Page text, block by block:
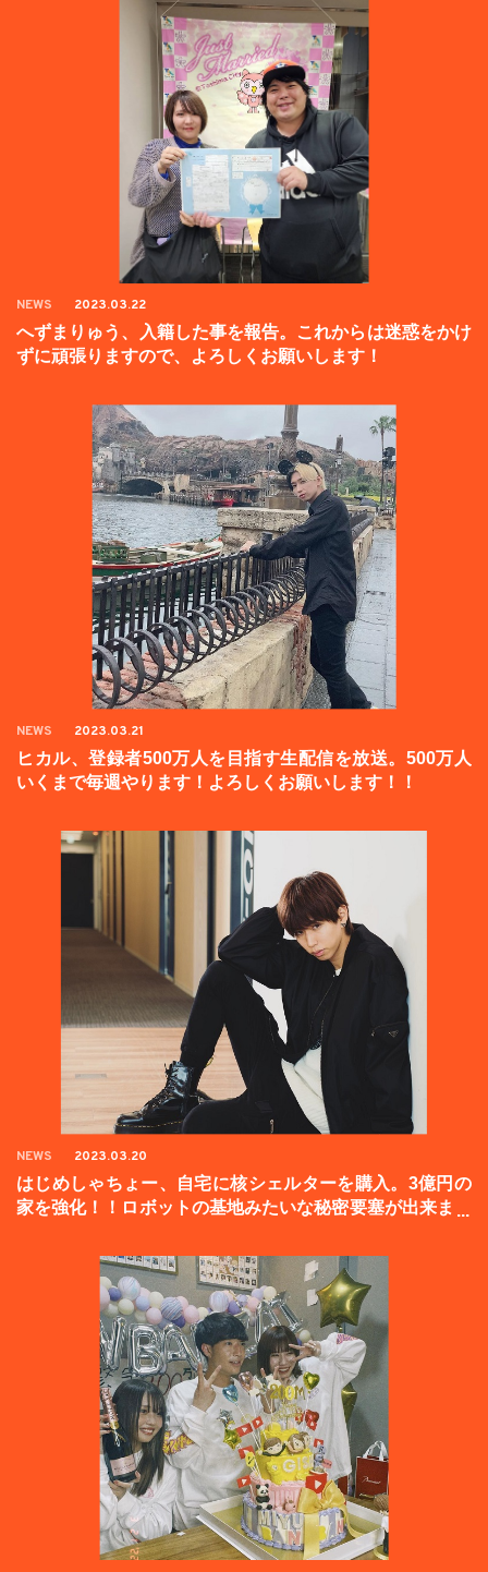
NEWS 2023.03.22
へずまりゅう、入籍した事を報告。これからは迷惑をかけ
ずに頑張りますので、よろしくお願いします！
NEWS 2023.03.21
ヒカル、登録者500万人を目指す生配信を放送。500万人
いくまで毎週やります！よろしくお願いします！！
NEWS 2023.03.20
はじめしゃちょー、自宅に核シェルターを購入。3億円の
家を強化！！ロボットの基地みたいな秘密要塞が出来まし